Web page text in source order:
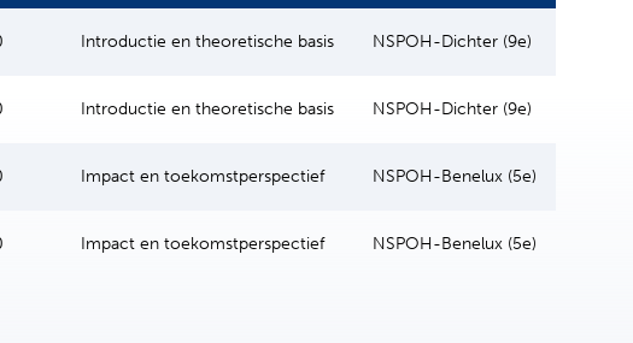
Introductie en theoretische basis NSPOH-Dichter (9e)
Introductie en theoretische basis NSPOH-Dichter (9e)
Impact en toekomstperspectief NSPOH-Benelux (5e)
Impact en toekomstperspectief NSPOH-Benelux (5e)